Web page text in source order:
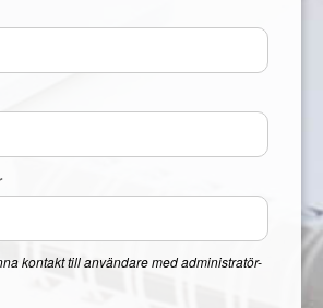
kontakt till användare med administratör-